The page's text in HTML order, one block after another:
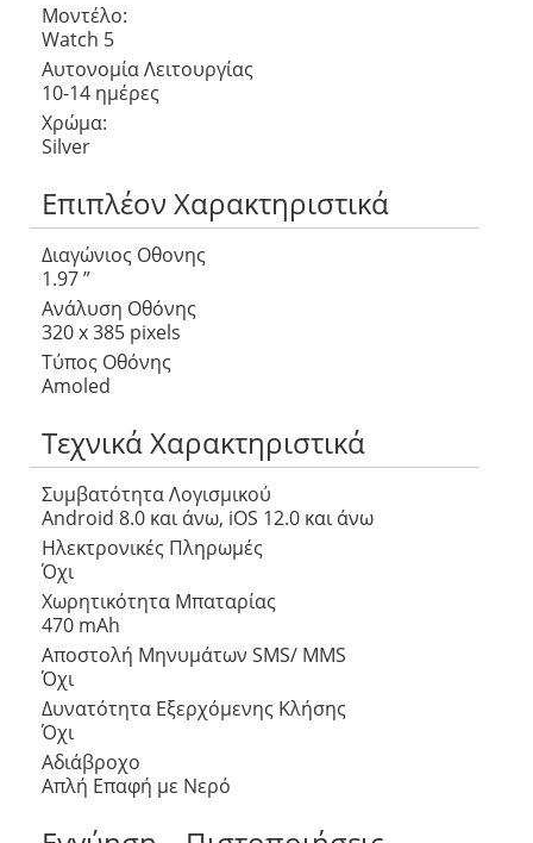
Μοντέλο:
Watch 5
Αυτονομία Λειτουργίας
10-14 ημέρες
Χρώμα:
Silver
Επιπλέον Χαρακτηριστικά
Διαγώνιος Οθονης
1.97 ”
Ανάλυση Οθόνης
320 x 385 pixels
Τύπος Οθόνης
Amoled
Τεχνικά Χαρακτηριστικά
Συμβατότητα Λογισμικού
Android 8.0 και άνω, iOS 12.0 και άνω
Ηλεκτρονικές Πληρωμές
Όχι
Χωρητικότητα Μπαταρίας
470 mAh
Αποστολή Μηνυμάτων SMS/ MMS
Όχι
Δυνατότητα Εξερχόμενης Κλήσης
Όχι
Αδιάβροχο
Απλή Επαφή με Νερό